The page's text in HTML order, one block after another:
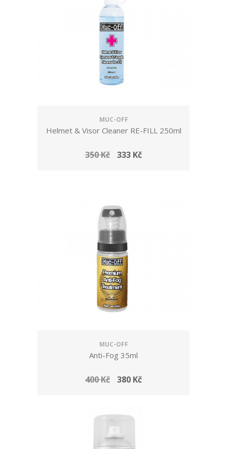
MUC-OFF
Helmet & Visor Cleaner RE-FILL 250ml
350 Kč 333 Kč
MUC-OFF
Anti-Fog 35ml
400 Kč 380 Kč